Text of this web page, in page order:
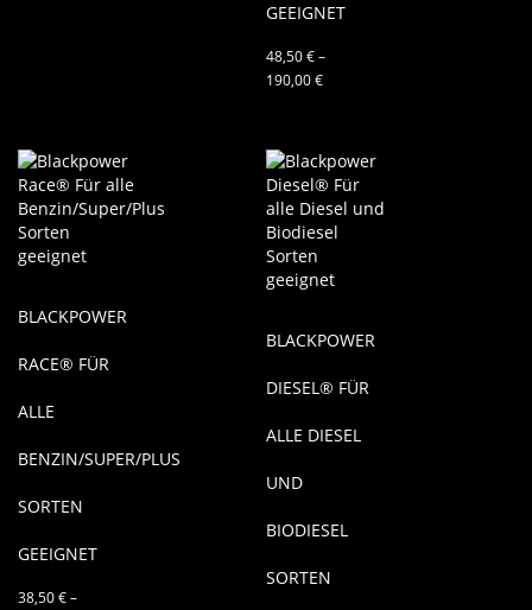
GEEIGNET
48,50€–
190,00€
BLACKPOWER
RACE® FÜR
ALLE
BENZIN/SUPER/PLUS
SORTEN
GEEIGNET
38,50€–
BLACKPOWER
DIESEL® FÜR
ALLE DIESEL
UND
BIODIESEL
SORTEN